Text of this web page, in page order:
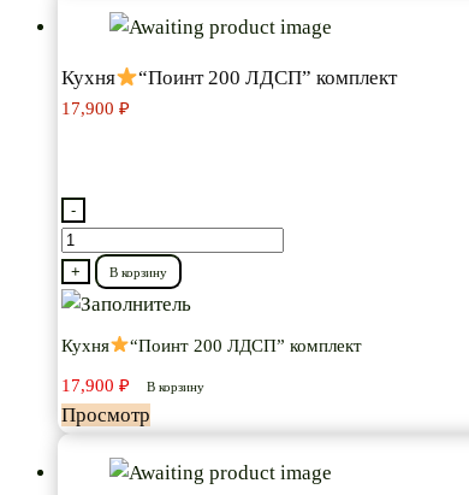
Кухня “Поинт 200 ЛДСП” комплект
17,900 ₽
-
Количество
товара
Кухня
“Поинт
200
ЛДСП”
+ В корзину
Кухня “Поинт 200 ЛДСП” комплект
17,900 ₽ В корзину
Просмотр